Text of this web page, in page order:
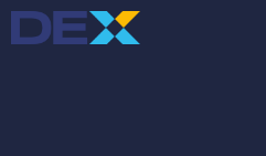
Skip
to